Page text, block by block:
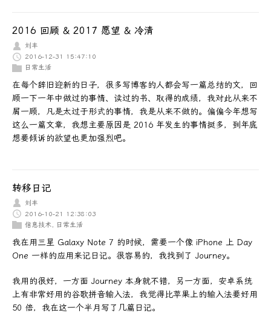
2016 回顾 & 2017 愿望 & 冷清
刘丰
2016-12-31 15:47:10
日常生活
在每个辞旧迎新的日子，很多写博客的人都会写一篇总结的文，回
顾一下一年中做过的事情、读过的书、取得的成绩，我对此从来不
屑一顾，凡是太过于形式的事情，我是从来不做的。偏偏今年想写
这么一篇文章，我想主要原因是 2016 年发生的事情挺多，到年底
想要倾诉的欲望也更加强烈吧。
转移日记
刘丰
2016-10-21 12:38:03
信息技术, 日常生活
我在用三星 Galaxy Note 7 的时候，需要一个像 iPhone 上 Day
One 一样的应用来记日记。很容易的，我找到了 Journey。
我用的很好，一方面 Journey 本身就不错，另一方面，安卓系统
上有非常好用的谷歌拼音输入法，我觉得比苹果上的输入法要好用
50 倍，我在这一个半月写了几篇日记。